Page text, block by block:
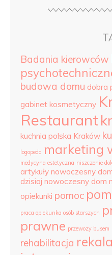
Badania kierowców
budowa domu dobra
gabinet kosmetyczny
Restaurant
kuchnia polska Kraków
logopeda marketing
medycyna estetyczna niszczenie
artykuły nowoczesny
dzisiaj nowoczesny dom
opiekunki pomoc
praca opiekunka osób starszych
prawne przewozy busem
rehabilitacja